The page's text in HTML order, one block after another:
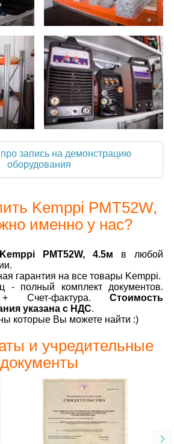
запись на демонстрацию
оборудования
Kemppi PMT52W,
именно у нас?
Kemppi PMT52W, 4.5м в любой
гарантия на все товары Kemppi.
- полный комплект документов.
+ Счет-фактура. Стоимость
указана с НДС.
которые Вы можете найти :)
и учредительные
документы